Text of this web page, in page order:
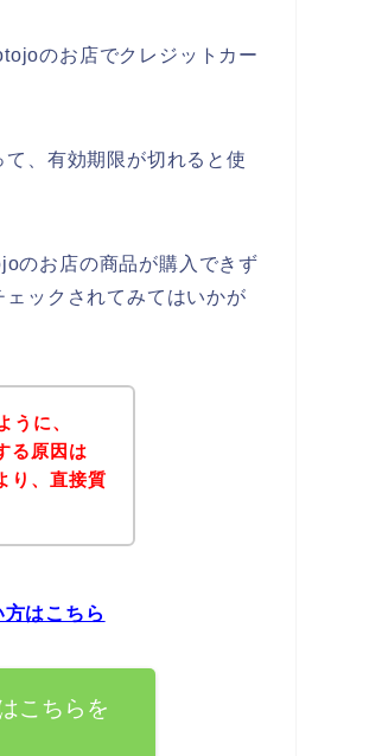
のお店でクレジットカー
、有効期限が切れると使
のお店の商品が購入できず
ックされてみてはいかが
うに、
る原因は
り、直接質
はこちら
こちらを